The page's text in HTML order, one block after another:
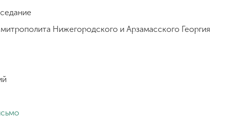
Нижегородского и Арзамасского Георгия